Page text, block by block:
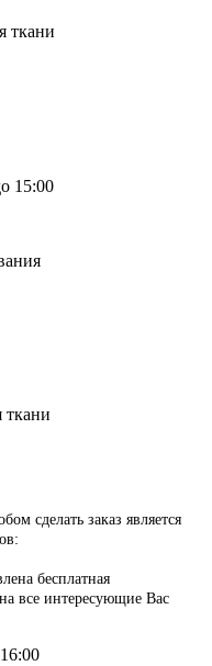
ткани
15:00
ткани
сделать заказ является
бесплатная
все интересующие Вас